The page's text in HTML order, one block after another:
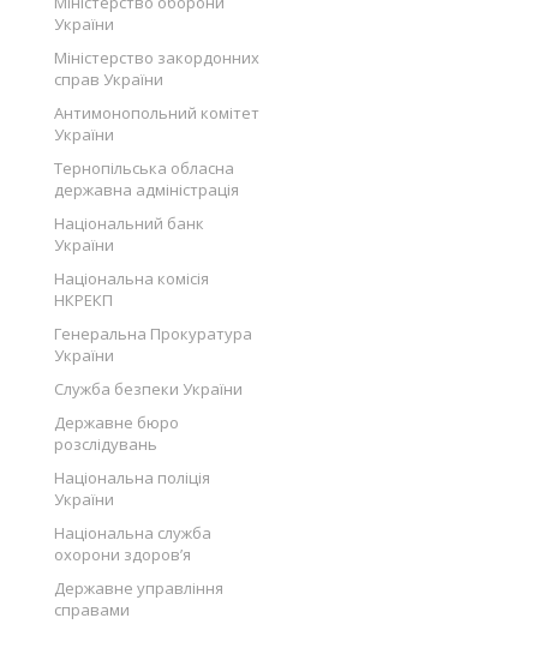
України
Міністерство закордонних
справ України
Антимонопольний комітет
України
Тернопільська обласна
державна адміністрація
Національний банк
України
Національна комісія
НКРЕКП
Генеральна Прокуратура
України
Служба безпеки України
Державне бюро
розслідувань
Національна поліція
України
Національна служба
охорони здоров’я
Державне управління
справами